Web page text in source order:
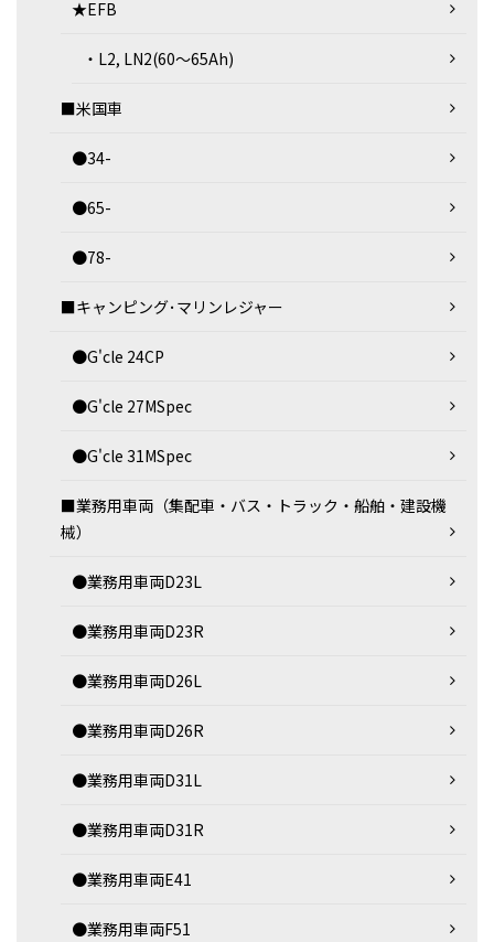
★EFB
・L2, LN2(60～65Ah)
■米国車
●34-
●65-
●78-
■キャンピング･マリンレジャー
●G'cle 24CP
●G'cle 27MSpec
●G'cle 31MSpec
■業務用車両（集配車・バス・トラック・船舶・建設機
械）
●業務用車両D23L
●業務用車両D23R
●業務用車両D26L
●業務用車両D26R
●業務用車両D31L
●業務用車両D31R
●業務用車両E41
●業務用車両F51